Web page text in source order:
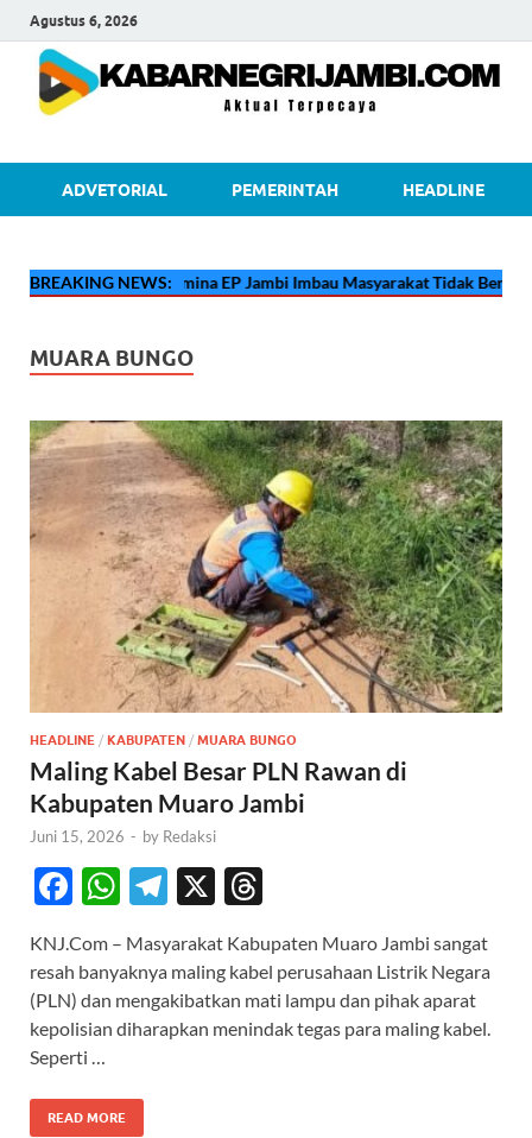
Agustus 6, 2026
ADVETORIAL PEMERINTAH HEADLINE
BREAKING NEWS:
🔴Pertamina EP Jambi Imbau Masyarakat Tidak
MUARA BUNGO
HEADLINE / KABUPATEN / MUARA BUNGO
Maling Kabel Besar PLN Rawan di
Kabupaten Muaro Jambi
Juni 15, 2026 - by Redaksi
F
e
b
o
o
k
W
at
s
A
p
T
e
gr
a
X
e
a
ds
KNJ.Com – Masyarakat Kabupaten Muaro Jambi sangat
resah banyaknya maling kabel perusahaan Listrik Negara
(PLN) dan mengakibatkan mati lampu dan pihak aparat
kepolisian diharapkan menindak tegas para maling kabel.
Seperti …
READ MORE